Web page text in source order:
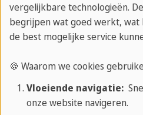
Cursus
Geniet van lessen op maat
klaslokalen met
schaduwrijke tuinbomen.
vergelijkbare technologieën.
begrijpen wat goed werkt, wat
de best mogelijke service
🍪 Waarom we cookies
Vloeiende navigatie:
onze website navigeren.